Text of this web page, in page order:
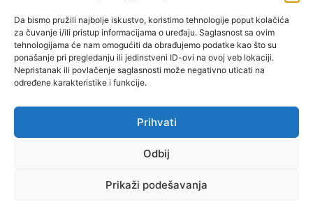
Da bismo pružili najbolje iskustvo, koristimo tehnologije poput kolačića
za čuvanje i/ili pristup informacijama o uređaju. Saglasnost sa ovim
tehnologijama će nam omogućiti da obrađujemo podatke kao što su
ponašanje pri pregledanju ili jedinstveni ID-ovi na ovoj veb lokaciji.
Nepristanak ili povlačenje saglasnosti može negativno uticati na
određene karakteristike i funkcije.
Prihvati
Odbij
Prikaži podešavanja
ZENIČANKA, 3. SPRAT), 72000 ZENICA